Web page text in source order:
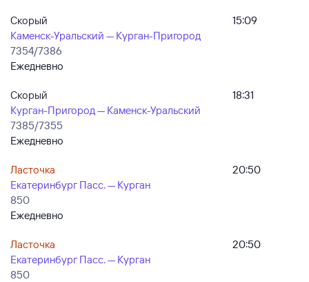
Скорый
Каменск-Уральский — Курган-Пригород
7354/7386
Ежедневно
15:09
Скорый
Курган-Пригород — Каменск-Уральский
7385/7355
Ежедневно
18:31
Ласточка
Екатеринбург Пасс. — Курган
850
Ежедневно
20:50
Ласточка
Екатеринбург Пасс. — Курган
850
20:50